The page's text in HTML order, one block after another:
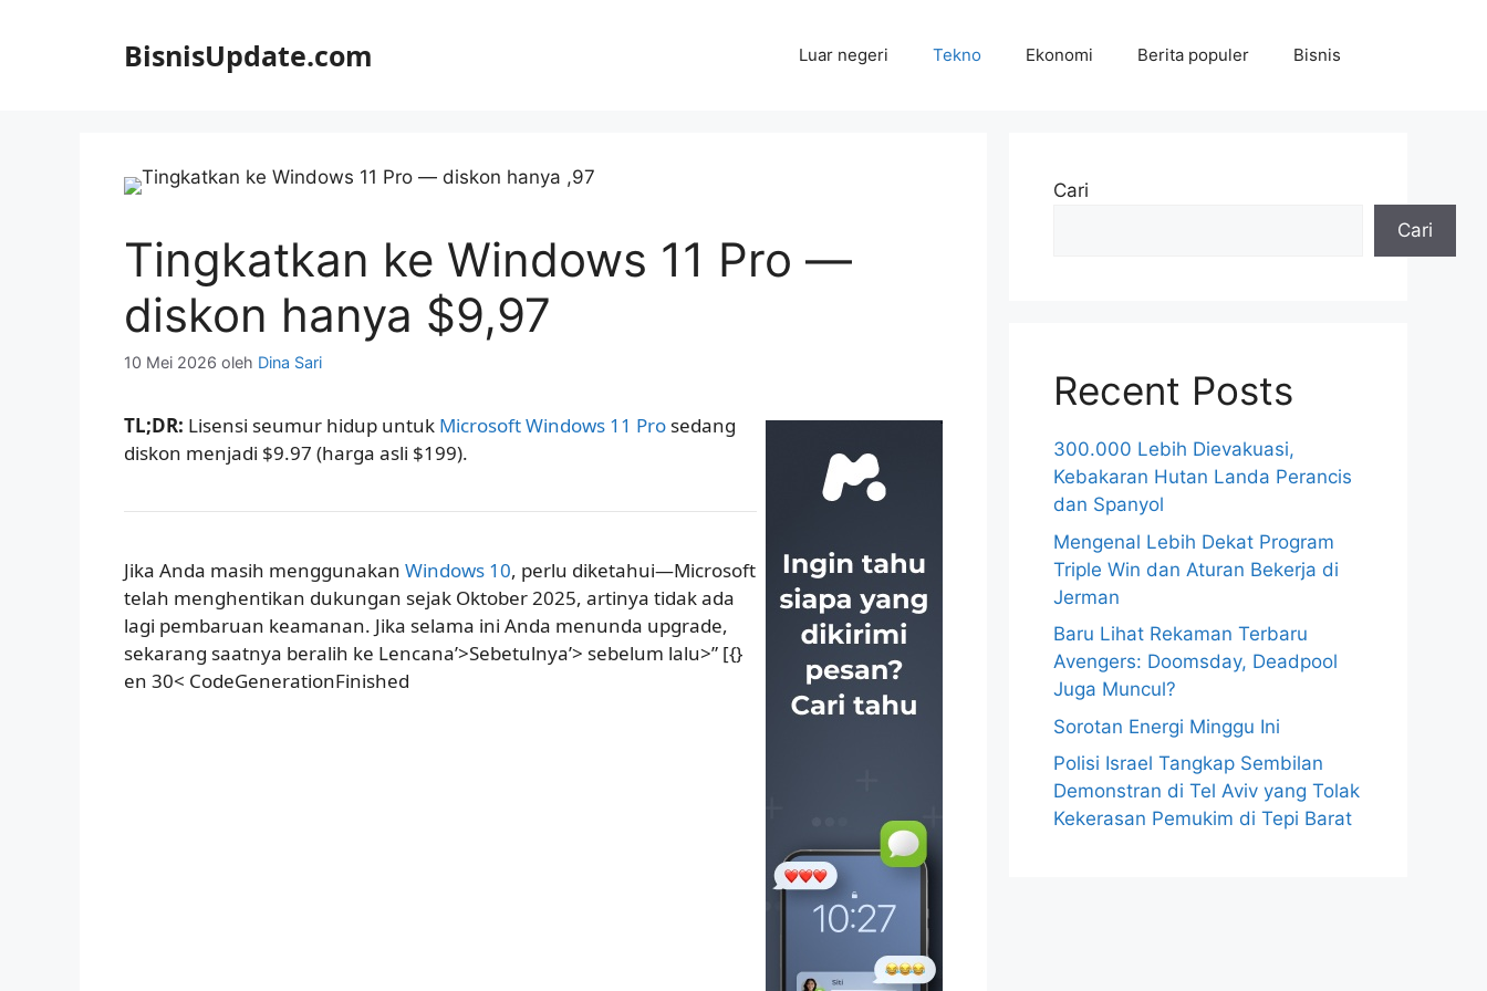
BisnisUpdate.com Luar negeri Tekno Ekonomi Berita populer Bisnis
Tingkatkan ke Windows 11 Pro —
diskon hanya $9,97
10 Mei 2026 oleh Dina Sari
TL;DR: Lisensi seumur hidup untuk Microsoft Windows 11 Pro sedang
diskon menjadi $9.97 (harga asli $199).
Jika Anda masih menggunakan Windows 10, perlu diketahui—Microsoft
telah menghentikan dukungan sejak Oktober 2025, artinya tidak ada
lagi pembaruan keamanan. Jika selama ini Anda menunda upgrade,
sekarang saatnya beralih ke Lencana’>Sebetulnya’> sebelum lalu>” [{}
en 30< CodeGenerationFinished
Cari
Cari
Recent Posts
300.000 Lebih Dievakuasi,
Kebakaran Hutan Landa Perancis
dan Spanyol
Mengenal Lebih Dekat Program
Triple Win dan Aturan Bekerja di
Jerman
Baru Lihat Rekaman Terbaru
Avengers: Doomsday, Deadpool
Juga Muncul?
Sorotan Energi Minggu Ini
Polisi Israel Tangkap Sembilan
Demonstran di Tel Aviv yang Tolak
Kekerasan Pemukim di Tepi Barat